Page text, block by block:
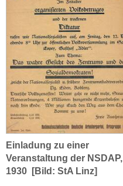
Einladung zu einer
Veranstaltung der NSDAP,
1930
[Bild: StA Linz]